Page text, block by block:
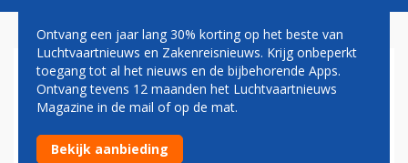
AIR ITALY GAAT ONDANKS
KRITIEK DOOR MET EXPANSIE
IN NOORD-AMERIKA
Ontvang een jaar lang 30% korting op het beste van
Luchtvaartnieuws en Zakenreisnieuws. Krijg onbeperkt
toegang tot al het nieuws en de bijbehorende Apps.
Ontvang tevens 12 maanden het Luchtvaartnieuws
Magazine in de mail of op de mat.
Bekijk aanbieding